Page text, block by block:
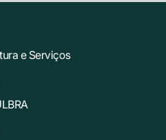
e Serviços